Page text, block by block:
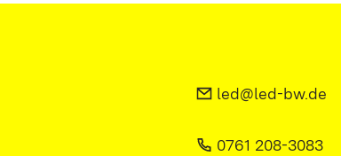
led@led-bw.de
0761 208-3083